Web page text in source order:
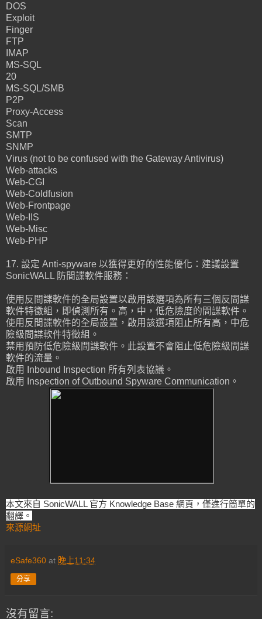
DOS
Exploit
Finger
FTP
IMAP
MS-SQL
20
MS-SQL/SMB
P2P
Proxy-Access
Scan
SMTP
SNMP
Virus (not to be confused with the Gateway Antivirus)
Web-attacks
Web-CGI
Web-Coldfusion
Web-Frontpage
Web-IIS
Web-Misc
Web-PHP
17. 設定 Anti-spyware 以獲得更好的性能優化：建議設置
SonicWALL 防間諜軟件服務：
使用反間諜軟件的全局設置以啟用該選項為所有三個反間諜
軟件特徵組，即偵測所有。高，中，低危險度的間諜軟件。
使用反間諜軟件的全局設置，啟用該選項阻止所有高，中危
險級間諜軟件特徵組。
禁用預防低危險級間諜軟件。此設置不會阻止低危險級間諜
軟件的流量。
啟用 Inbound Inspection 所有列表協議。
啟用 Inspection of Outbound Spyware Communication。
本文來自 SonicWALL 官方 Knowledge Base 網頁，僅進行簡單的
翻譯。
來源網址
eSafe360 at 晚上11:34
分享
沒有留言: